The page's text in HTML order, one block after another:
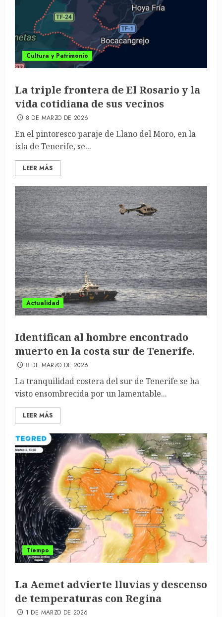
Cultura y Patrimonio
La triple frontera de El Rosario y la
vida cotidiana de sus vecinos
8 DE MARZO DE 2026
En el pintoresco paraje de Llano del Moro, en la
isla de Tenerife, se...
LEER MÁS
Actualidad
Identifican al hombre encontrado
muerto en la costa sur de Tenerife.
8 DE MARZO DE 2026
La tranquilidad costera del sur de Tenerife se ha
visto ensombrecida por un lamentable...
LEER MÁS
Tiempo
La Aemet advierte lluvias y descenso
de temperaturas con Regina
1 DE MARZO DE 2026